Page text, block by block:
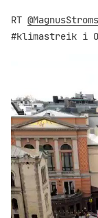
RT
#klimastreik i